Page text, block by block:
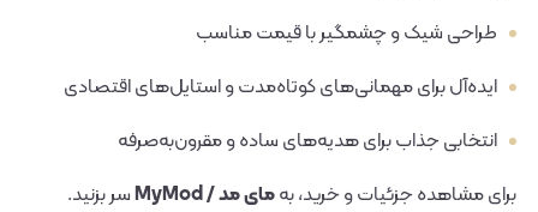
طراحی شیک و چشمگیر با قیمت مناسب
ایده‌آل برای مهمانی‌های کوتاه‌مدت و استایل‌های اقتصادی
انتخابی جذاب برای هدیه‌های ساده و مقرون‌به‌صرفه
برای مشاهده جزئیات و خرید، بهمای مد / MyMod
سر بزنید.